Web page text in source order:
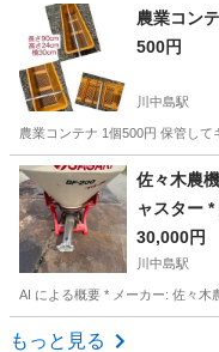
長野 上田市 上田駅
農業コン
500円
川中島駅
農業コンテナ 1個500円 保管し
長野 長野市 川中島駅
佐々木農
ャスター
30,000円
川中島駅
AI による概要 * メーカー: 佐々木
長野 長野市
もっと見る